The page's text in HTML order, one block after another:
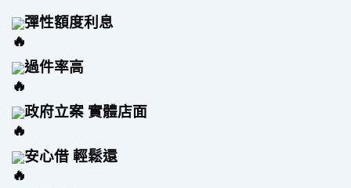
彈性額度利息
過件率高
政府立案 實體店面
安心借 輕鬆還